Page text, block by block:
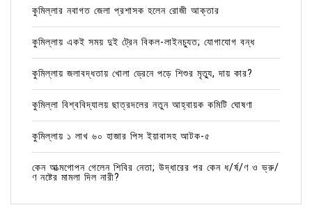
কুমিল্লার নবাগত জেলা প্রশাসক হলেন রোজী আক্তার
কুমিল্লায় একই সময় দুই ট্রেন বিকল-লাইনচ্যুত; যোগাযোগ বন্ধ
কুমিল্লায় জলাবদ্ধতায় খোলা ড্রেনে পড়ে শিশুর মৃত্যু, দায় কার?
কুমিল্লা বিশ্ববিদ্যালয় ছাত্রদলের নতুন আহ্বায়ক কমিটি ঘোষণা
কুমিল্লায় ১ লাখ ৬০ হাজার পিস ইয়াবাসহ আটক-৫
কেন আত্মগোপন গেলেন শিবির নেতা; উদ্ধারের পর কেন ধ/র্ষ/ণ ও ভ্রু/
ণ নষ্টের মামলা দিল নারী?